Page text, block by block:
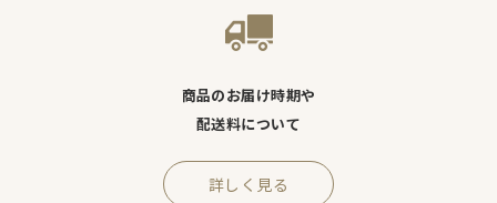
商品のお届け時期や
配送料について
詳しく見る